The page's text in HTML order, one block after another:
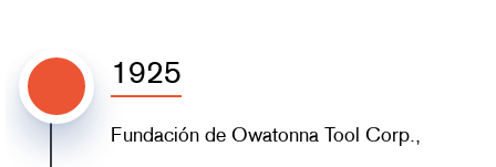
1925
Fundación de Owatonna Tool Corp.,